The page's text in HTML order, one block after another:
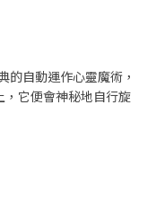
的自動運作心靈魔術，
它便會神秘地自行旋